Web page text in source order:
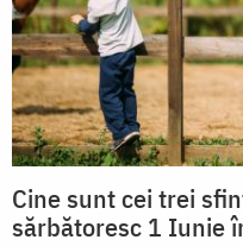
Cine sunt cei trei
sărbătoresc 1 Iunie